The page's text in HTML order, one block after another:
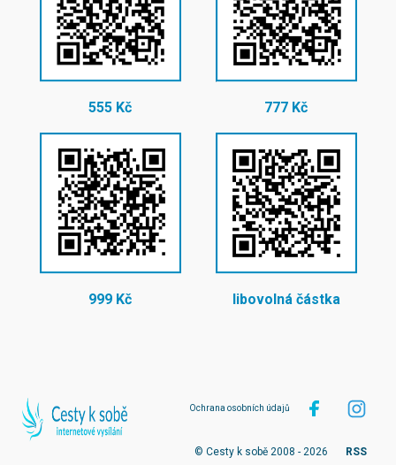
555 Kč 777 Kč
999 Kč libovolná částka
Ochrana osobních údajů
© Cesty k sobě 2008 - 2026 RSS